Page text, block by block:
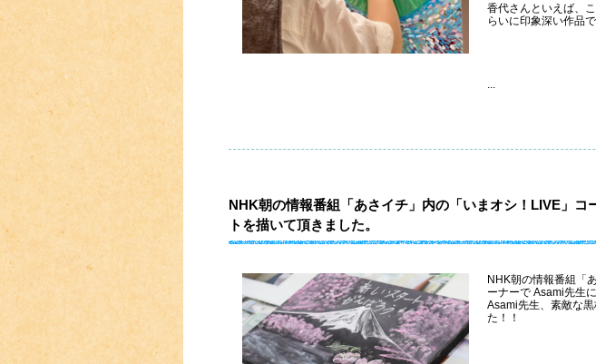
香代さんといえば、
らいに印象深い作品で
NHK朝の情報番組「あさイチ」内の「いまオシ！LIVE」コ
トを描いて頂きました。
NHK朝の情報番組「
ーナーで Asami先生
Asami先生、素敵な
た！！